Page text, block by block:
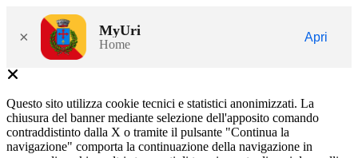
× MyUri
Home
Apri
Questo sito utilizza cookie tecnici e statistici anonimizzati. La
chiusura del banner mediante selezione dell'apposito comando
contraddistinto dalla X o tramite il pulsante "Continua la
navigazione" comporta la continuazione della navigazione in